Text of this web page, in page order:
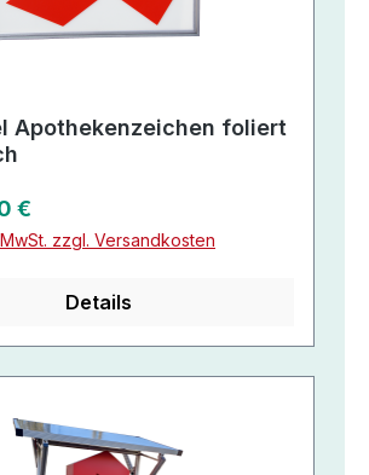
Apothekenzeichen foliert
€
zzgl. Versandkosten
Details